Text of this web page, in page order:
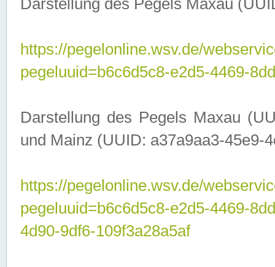
Darstellung des Pegels Maxau
https://pegelonline.wsv.de/
pegeluuid=b6c6d5c8-e2d5-4469-
Darstellung des Pegels Maxau
und Mainz (UUID: a37a9aa3-45e9-
https://pegelonline.wsv.de/
pegeluuid=b6c6d5c8-e2d5-4469-
4d90-9df6-109f3a28a5af